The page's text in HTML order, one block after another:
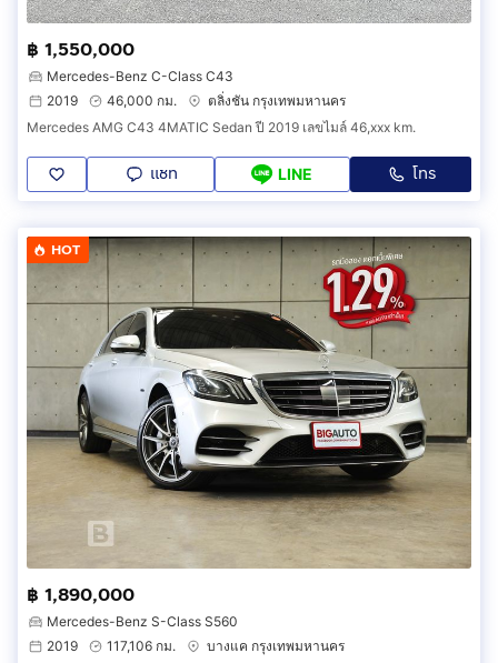
฿ 1,550,000
Mercedes-Benz C-Class C43
2019
46,000 กม.
ตลิ่งชัน กรุงเทพมหานคร
Mercedes AMG C43 4MATIC Sedan ปี 2019 เลขไมล์ 46,xxx km.
แชท LINE โทร
HOT
฿ 1,890,000
Mercedes-Benz S-Class S560
2019
117,106 กม.
บางแค กรุงเทพมหานคร